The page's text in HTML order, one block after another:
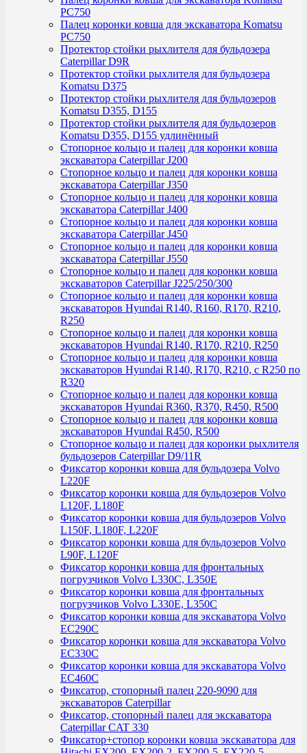
PC750
Палец коронки ковша для экскаватора Komatsu
PC750
Протектор стойки рыхлителя для бульдозера
Caterpillar D9R
Протектор стойки рыхлителя для бульдозера
Komatsu D375
Протектор стойки рыхлителя для бульдозеров
Komatsu D355, D155
Протектор стойки рыхлителя для бульдозеров
Komatsu D355, D155 удлинённый
Стопорное кольцо и палец для коронки ковша
экскаватора Caterpillar J200
Стопорное кольцо и палец для коронки ковша
экскаватора Caterpillar J350
Стопорное кольцо и палец для коронки ковша
экскаватора Caterpillar J400
Стопорное кольцо и палец для коронки ковша
экскаватора Caterpillar J450
Стопорное кольцо и палец для коронки ковша
экскаватора Caterpillar J550
Стопорное кольцо и палец для коронки ковша
экскаваторов Caterpillar J225/250/300
Стопорное кольцо и палец для коронки ковша
экскаваторов Hyundai R140, R160, R170, R210,
R250
Стопорное кольцо и палец для коронки ковша
экскаваторов Hyundai R140, R170, R210, R250
Стопорное кольцо и палец для коронки ковша
экскаваторов Hyundai R140, R170, R210, с R250 по
R320
Стопорное кольцо и палец для коронки ковша
экскаваторов Hyundai R360, R370, R450, R500
Стопорное кольцо и палец для коронки ковша
экскаваторов Hyundai R450, R500
Стопорное кольцо и палец для коронки рыхлителя
бульдозеров Caterpillar D9/11R
Фиксатор коронки ковша для бульдозера Volvo
L220F
Фиксатор коронки ковша для бульдозеров Volvo
L120F, L180F
Фиксатор коронки ковша для бульдозеров Volvo
L150F, L180F, L220F
Фиксатор коронки ковша для бульдозеров Volvo
L90F, L120F
Фиксатор коронки ковша для фронтальных
погрузчиков Volvo L330C, L350E
Фиксатор коронки ковша для фронтальных
погрузчиков Volvo L330E, L350C
Фиксатор коронки ковша для экскаватора Volvo
EC290C
Фиксатор коронки ковша для экскаватора Volvo
EC330C
Фиксатор коронки ковша для экскаватора Volvo
EC460C
Фиксатор, стопорный палец 220-9090 для
экскаваторов Caterpillar
Фиксатор, стопорный палец для экскаватора
Caterpillar CAT 330
Фиксатор+стопор коронки ковша экскаватора для